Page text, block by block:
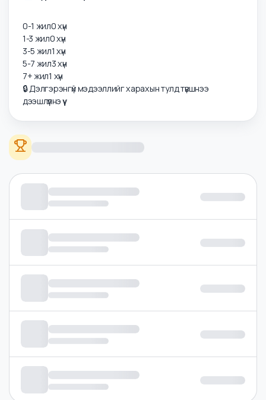
Туршлагаар ангилсан цалин
0-1 жил0хүн
1-3 жил 0хүн
3-5 жил1хүн
5-7 жил3хүн
дээшлүүлнэ үү